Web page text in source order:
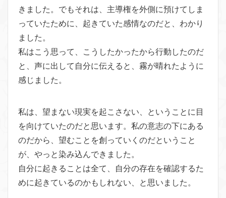
きました。でもそれは、主導権を外側に預けてしま
っていたために、起きていた感情なのだと、わかり
ました。
私はこう思って、こうしたかったから行動したのだ
と、声に出して自分に伝えると、霧が晴れたように
感じました。
私は、望まない現実を起こさない、ということに目
を向けていたのだと思います。私の意志の下にある
のだから、望むことを創っていくのだということ
が、やっと染み込んできました。
自分に起きることは全て、自分の存在を確認するた
めに起きているのかもしれない、と思いました。